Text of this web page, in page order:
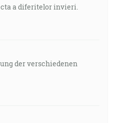
a diferitelor invieri.
der verschiedenen